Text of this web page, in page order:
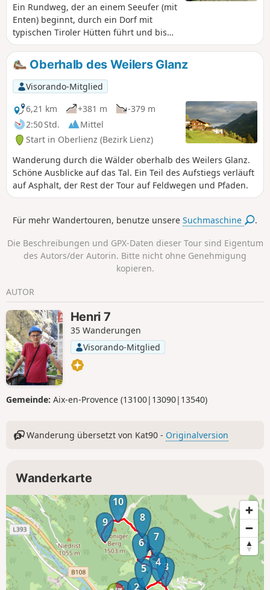
Ein Rundweg, der an einem Seeufer (mit
Enten) beginnt, durch ein Dorf mit
typischen Tiroler Hütten führt und bis
zu einem hochgelegenen Weiler
hinaufführt. Eine herrliche Aussicht auf
das Tal und die Berge. Ein Rückweg mit
ebenso freier Sicht führt über einen
relativ flachen Abschnitt, dann geht es
in Serpentinen bergab. Man kommt an
Bauernhöfen und Wildbächen vorbei,
bevor man auf einem Weg zurückkehrt,
der am Waldrand entlang und das Dorf
herum führt.
Oberhalb des Weilers Glanz
Visorando-Mitglied
6,21 km
+381 m
-379 m
2:50 Std.
Mittel
Start in Oberlienz (Bezirk Lienz)
Wanderung durch die Wälder oberhalb des Weilers Glanz.
Schöne Ausblicke auf das Tal. Ein Teil des Aufstiegs verläuft
auf Asphalt, der Rest der Tour auf Feldwegen und Pfaden.
Für mehr Wandertouren, benutze unsereSuchmaschine .
Die Beschreibungen und GPX-Daten dieser Tour sind Eigentum
des Autors/der Autorin. Bitte nicht ohne Genehmigung
kopieren.
AUTOR
Henri 7
35 Wanderungen
Visorando-Mitglied
Gemeinde: Aix-en-Provence (13100|13090|13540)
Wanderung übersetzt von Kat90 - Originalversion
Wanderkarte
2
3
4
5
6 7
8
9
10